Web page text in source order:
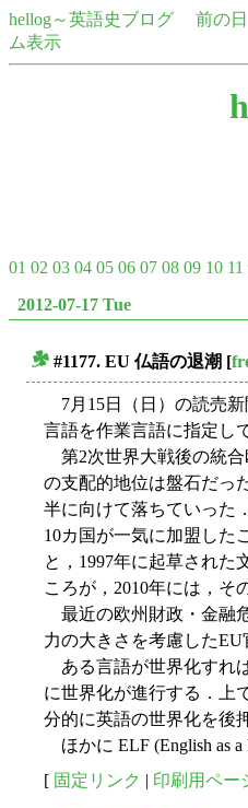
hellog～英語史ブログ 前の日
ム表示
01 02 03 04 05 06 07 08 09 10 11
2012-07-17 Tue
#1177. EU 仏語の退潮 [
7月15日（日）の読売新
言語を作業言語に指定し
第2次世界大戦後の統合
の支配的地位は盤石だっ
半に向けて落ちていった
10カ国が一気に加盟した
と，1997年に起草された
ころが，2010年には，そ
最近の欧州財政・金融
力の大きさを考慮した
ある言語が世界化すれ
に世界化が進行する．上
分的に英語の世界化を後
ほかに ELF (English as
[ 固定リンク | 印刷用ペー